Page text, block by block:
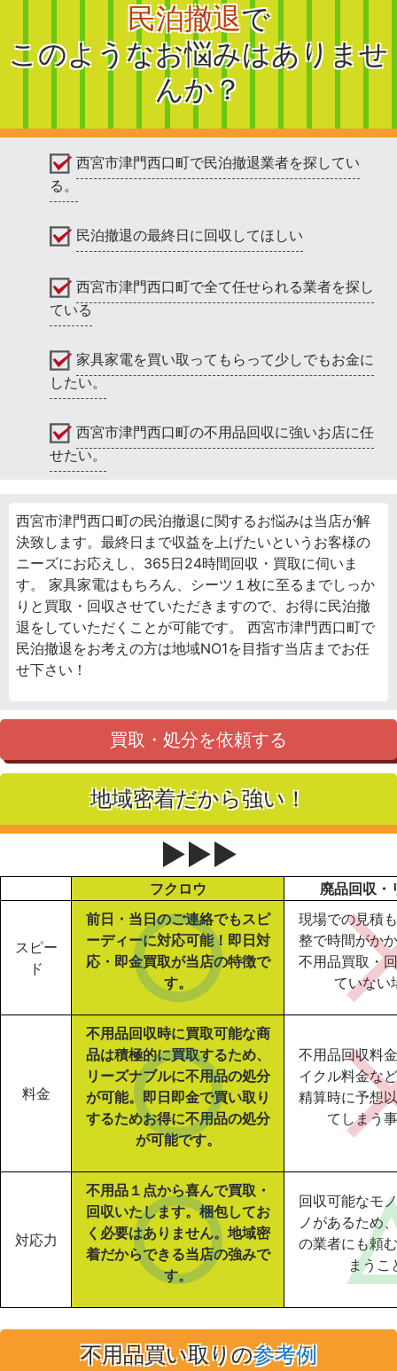
民泊撤退で
このようなお悩みはありませ
んか？
西宮市津門西口町で民泊撤退業者を探してい
る。
民泊撤退の最終日に回収してほしい
西宮市津門西口町で全て任せられる業者を探し
ている
家具家電を買い取ってもらって少しでもお金に
したい。
西宮市津門西口町の不用品回収に強いお店に任
せたい。
西宮市津門西口町の民泊撤退に関するお悩みは当店が解
決致します。最終日まで収益を上げたいというお客様の
ニーズにお応えし、365日24時間回収・買取に伺いま
す。 家具家電はもちろん、シーツ１枚に至るまでしっか
りと買取・回収させていただきますので、お得に民泊撤
退をしていただくことが可能です。 西宮市津門西口町で
民泊撤退をお考えの方は地域NO1を目指す当店までお任
せ下さい！
買取・処分を依頼する
地域密着だから強い！
▶▶▶
フクロウ 廃品回収・
スピー
ド
前日・当日のご連絡でもスピ
ーディーに対応可能！即日対
応・即金買取が当店の特徴で
す。
現場での見積
整で時間がか
不用品買取・
ていない
料金
不用品回収時に買取可能な商
品は積極的に買取するため、
リーズナブルに不用品の処分
が可能。即日即金で買い取り
するためお得に不用品の処分
が可能です。
不用品回収料
イクル料金な
精算時に予想
てしまう
対応力
不用品１点から喜んで買取・
回収いたします。梱包してお
く必要はありません。地域密
着だからできる当店の強みで
す。
回収可能なモ
ノがあるため
の業者にも頼
まうこ
不用品買い取りの参考例